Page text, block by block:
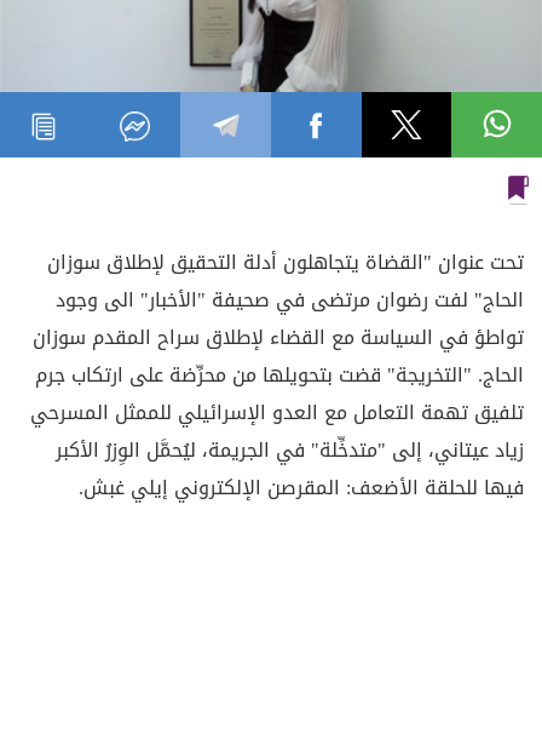
تحت عنوان "القضاة يتجاهلون أدلة التحقيق لإطلاق سوزان
الحاج" لفت رضوان مرتضى في صحيفة "الأخبار" الى وجود
تواطؤ في السياسة مع القضاء لإطلاق سراح المقدم سوزان
الحاج. "التخريجة" قضت بتحويلها من محرِّضة على ارتكاب جرم
تلفيق تهمة التعامل مع العدو الإسرائيلي للممثل المسرحي
زياد عيتاني، إلى "متدخِّلة" في الجريمة، ليُحمَّل الوِزرُ الأكبر
فيها للحلقة الأضعف: المقرصن الإلكتروني إيلي غبش.